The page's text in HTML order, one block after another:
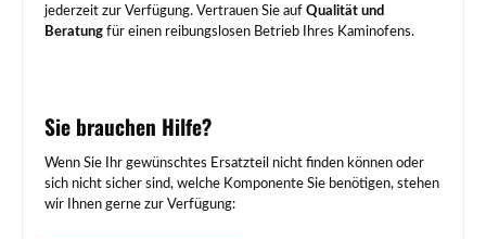
jederzeit zur Verfügung. Vertrauen Sie auf Qualität und
Beratung für einen reibungslosen Betrieb Ihres Kaminofens.
Sie brauchen Hilfe?
Wenn Sie Ihr gewünschtes Ersatzteil nicht finden können oder
sich nicht sicher sind, welche Komponente Sie benötigen, stehen
wir Ihnen gerne zur Verfügung: